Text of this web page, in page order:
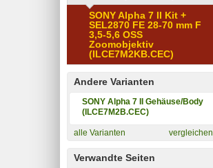
SONY Alpha 7 II Kit +
SEL2870 FE 28-70 mm F
3,5-5,6 OSS
Zoomobjektiv
(ILCE7M2KB.CEC)
Andere Varianten
SONY Alpha 7 II Gehäuse/Body
(ILCE7M2B.CEC)
alle Varianten vergleichen
Verwandte Seiten